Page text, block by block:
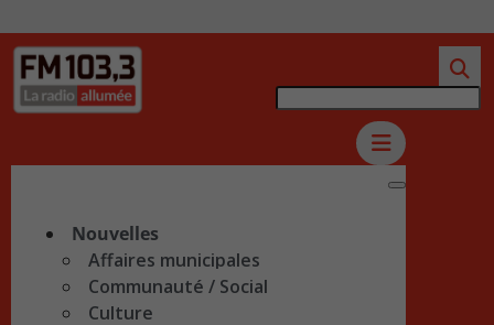
Nouvelles
Affaires municipales
Communauté / Social
Culture